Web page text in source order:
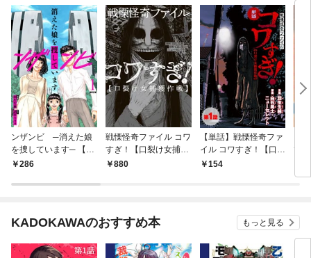
ンザンビ ─消えた娘
を捜しています─ 【分
冊版】 1
286
戦慄怪奇ファイル コワ
すぎ！【口裂け女捕獲
作戦】
880
【単話】戦慄怪奇ファ
イル コワすぎ！【口裂
け女捕獲作戦】 第１
154
て
話
KADOKAWAのおすすめ本 もっと見る